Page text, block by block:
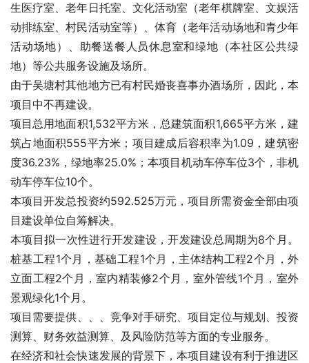
生医疗室、老年日托室、文化活动室（老年棋牌室、文娱活
动排练室、村民活动室等）、体育（老年活动场地和青少年
活动场地）、助餐送餐人员休息室和绿地（本社区公共绿
地）等公共服务设施及场所。
由于吴塘村其他地方已有村民婚丧喜事办酒场所，因此，本
项目中不再建设。
项目总用地面积1,532平方米，总建筑面积1,665平方米，建
筑占地面积555平方米；项目建成后容积率为1.09，建筑密
度36.23%，绿地率25.0%；本项目机动车停车位3个，非机
动车停车位10个。
本项目开发总投资约592.525万元，项目所需资金全部由项
目建设单位自筹解决。
本项目拟一次性进行开发建设，开发建设总周期为8个月。
桩基工程1个月，基础工程1个月，主体结构工程2个月，外
立面工程2个月，室内精装修2个月，室外管线1个月，室外
景观绿化1个月。
项目需要提供、 、
、竞争对手研究、项目定位与规划、投资
测算、财务效益测算、 及风险防范等方面的专业服务。
在经济和社会快速发展的背景下，本项目建设有利于推进区